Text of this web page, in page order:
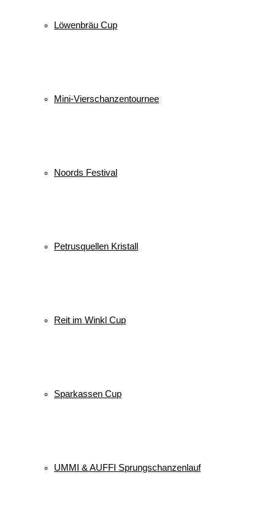
Löwenbräu Cup
Mini-Vierschanzentournee
Noords Festival
Petrusquellen Kristall
Reit im Winkl Cup
Sparkassen Cup
UMMI & AUFFI Sprungschanzenlauf